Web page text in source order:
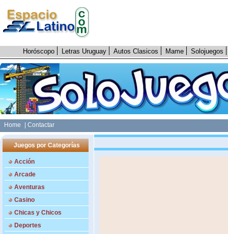
Horóscopo Letras Uruguay Autos Clasicos Mame Solojuegos
Home | Contactar
Juegos por Categorías
Acción
Arcade
Aventuras
Casino
Chicas y Chicos
Deportes